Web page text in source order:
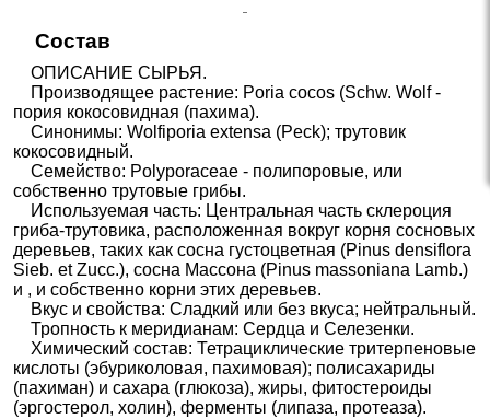
Состав
ОПИСАНИЕ СЫРЬЯ.
Производящее растение: Poria cocos (Schw. Wolf -
пория кокосовидная (пахима).
Синонимы: Wolfiporia extensa (Peck); трутовик
кокосовидный.
Семейство: Polyporaceae - полипоровые, или
собственно трутовые грибы.
Используемая часть: Центральная часть склероция
гриба-трутовика, расположенная вокруг корня сосновых
деревьев, таких как сосна густоцветная (Pinus densiflora
Sieb. et Zucc.), сосна Массона (Pinus massoniana Lamb.)
и , и собственно корни этих деревьев.
Вкус и свойства: Сладкий или без вкуса; нейтральный.
Тропность к меридианам: Сердца и Селезенки.
Химический состав: Тетрациклические тритерпеновые
кислоты (эбуриколовая, пахимовая); полисахариды
(пахиман) и сахара (глюкоза), жиры, фитостероиды
(эргостерол, холин), ферменты (липаза, протеаза).